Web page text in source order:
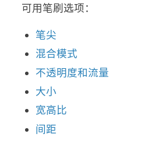
可用笔刷选项：
笔尖
混合模式
不透明度和流量
大小
宽高比
间距